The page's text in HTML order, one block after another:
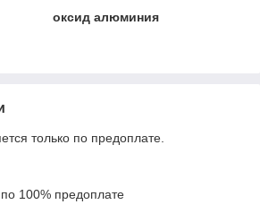
оксид алюминия
только по предоплате.
100% предоплате